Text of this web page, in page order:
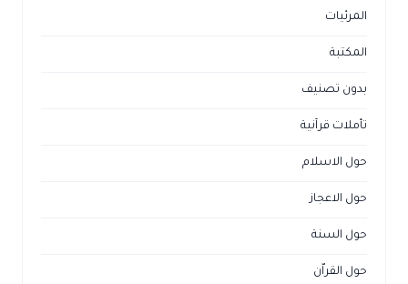
المرئيات
المكتبة
بدون تصنيف
تأملات قرآنية
حول الاسلام
حول الاعجاز
حول السنة
حول القراّن